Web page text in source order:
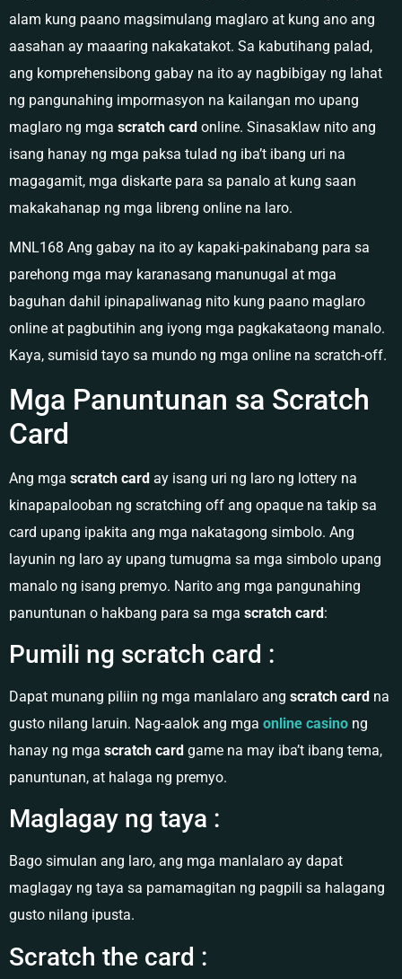
alam kung paano magsimulang maglaro at kung ano ang
aasahan ay maaaring nakakatakot. Sa kabutihang palad,
ang komprehensibong gabay na ito ay nagbibigay ng lahat
ng pangunahing impormasyon na kailangan mo upang
maglaro ng mga scratch card online. Sinasaklaw nito ang
isang hanay ng mga paksa tulad ng iba’t ibang uri na
magagamit, mga diskarte para sa panalo at kung saan
makakahanap ng mga libreng online na laro.
MNL168 Ang gabay na ito ay kapaki-pakinabang para sa
parehong mga may karanasang manunugal at mga
baguhan dahil ipinapaliwanag nito kung paano maglaro
online at pagbutihin ang iyong mga pagkakataong manalo.
Kaya, sumisid tayo sa mundo ng mga online na scratch-off.
Mga Panuntunan sa Scratch
Card
Ang mga scratch card ay isang uri ng laro ng lottery na
kinapapalooban ng scratching off ang opaque na takip sa
card upang ipakita ang mga nakatagong simbolo. Ang
layunin ng laro ay upang tumugma sa mga simbolo upang
manalo ng isang premyo. Narito ang mga pangunahing
panuntunan o hakbang para sa mga scratch card:
Pumili ng scratch card :
Dapat munang piliin ng mga manlalaro ang scratch card na
gusto nilang laruin. Nag-aalok ang mga online casino ng
hanay ng mga scratch card game na may iba’t ibang tema,
panuntunan, at halaga ng premyo.
Maglagay ng taya :
Bago simulan ang laro, ang mga manlalaro ay dapat
maglagay ng taya sa pamamagitan ng pagpili sa halagang
gusto nilang ipusta.
Scratch the card :